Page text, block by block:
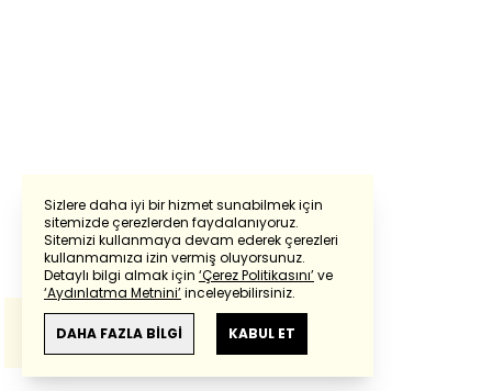
Sizlere daha iyi bir hizmet sunabilmek için
sitemizde çerezlerden faydalanıyoruz.
Sitemizi kullanmaya devam ederek çerezleri
kullanmamıza izin vermiş oluyorsunuz.
Detaylı bilgi almak için ‘Çerez Politikasını’ve
‘Aydınlatma Metnini’inceleyebilirsiniz.
DAHA FAZLA BİLGİ KABUL ET
Powered by Translate
Bu çevirideGoogle Transletekullanılmıştır.
Anlam ve çeviri hatalarından
haberturk.com
sorumlu değildir.